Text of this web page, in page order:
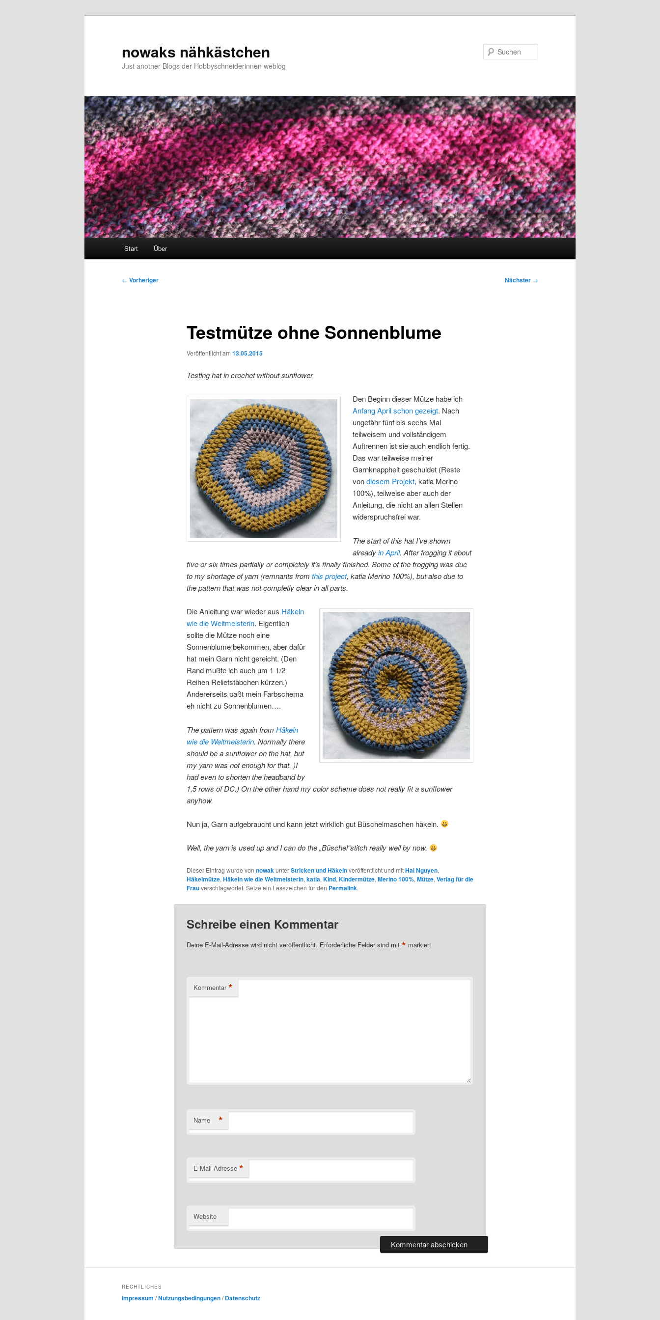
nowaks nähkästchen
Just another Blogs der Hobbyschneiderinnen weblog
Start Über
Beitragsnavigation
← Vorheriger Nächster →
Testmütze ohne Sonnenblume
Veröffentlicht am 13.05.2015
Testing hat in crochet without sunflower
Den Beginn dieser Mütze habe ich
Anfang April schon gezeigt. Nach
ungefähr fünf bis sechs Mal
teilweisem und vollständigem
Auftrennen ist sie auch endlich fertig.
Das war teilweise meiner
Garnknappheit geschuldet (Reste
vondiesem Projekt, katia Merino
100%), teilweise aber auch der
Anleitung, die nicht an allen Stellen
widerspruchsfrei war.
The start of this hat I’ve shown
alreadyin April. After frogging it about
five or six times partially or completely it’s finally finished. Some of the frogging was due
to my shortage of yarn (remnants from this project, katia Merino 100%), but also due to
the pattern that was not completly clear in all parts.
Die Anleitung war wieder aus Häkeln
wie die Weltmeisterin. Eigentlich
sollte die Mütze noch eine
Sonnenblume bekommen, aber dafür
hat mein Garn nicht gereicht. (Den
Rand mußte ich auch um 1 1/2
Reihen Reliefstäbchen kürzen.)
Andererseits paßt mein Farbschema
eh nicht zu Sonnenblumen….
The pattern was again from Häkeln
wie die Weltmeisterin. Normally there
should be a sunflower on the hat, but
my yarn was not enough for that. )I
had even to shorten the headband by
1,5 rows of DC.) On the other hand my color scheme does not really fit a sunflower
anyhow.
Nun ja, Garn aufgebraucht und kann jetzt wirklich gut Büschelmaschen häkeln.
Well, the yarn is used up and I can do the „Büschel“stitch really well by now.
Dieser Eintrag wurde von nowakunterStricken und Häkelnveröffentlicht und mitHai Nguyen,
Häkelmütze, Häkeln wie die Weltmeisterin, katia, Kind, Kindermütze, Merino 100%, Mütze, Verlag für die
Frauverschlagwortet. Setze ein Lesezeichen für den Permalink.
Schreibe einen Kommentar
Deine E-Mail-Adresse wird nicht veröffentlicht. Erforderliche Felder sind mit * markiert
Kommentar *
Name *
E-Mail-Adresse *
Website
RECHTLICHES
Impressum /Nutzungsbedingungen/Datenschutz